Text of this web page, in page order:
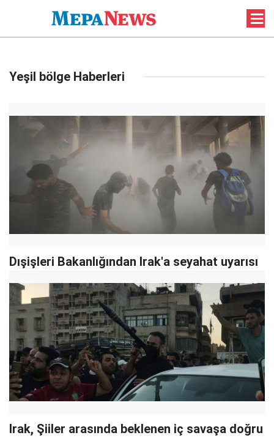
Yeşil bölge Haberleri
Dışişleri Bakanlığından Irak'a seyahat uyarısı
Irak, Şiiler arasında beklenen iç savaşa doğru